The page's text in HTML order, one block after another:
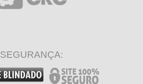
SEGURANÇA: